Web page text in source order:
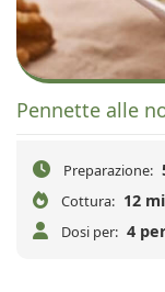
Pennette alle
Preparazione:
Cottura: 12
Dosi per: 4